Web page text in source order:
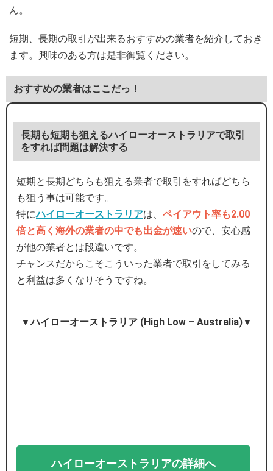
ん。
短期、長期の取引が出来るおすすめの業者を紹介しておき
ます。興味のある方は是非御覧ください。
おすすめの業者はここだっ！
長期も短期も狙えるハイローオーストラリアで取引
をすれば問題は解決する
短期と長期どちらも狙える業者で取引をすればどちら
も狙う事は可能です。
特にハイローオーストラリアは、 ペイアウト率も2.00
倍と高く海外の業者の中でも出金が速いので、安心感
が他の業者とは段違いです。
チャンスだからこそこういった業者で取引をしてみる
と利益は多くなりそうですね。
▼ハイローオーストラリア (High Low – Australia)▼
ハイローオーストラリアの詳細へ